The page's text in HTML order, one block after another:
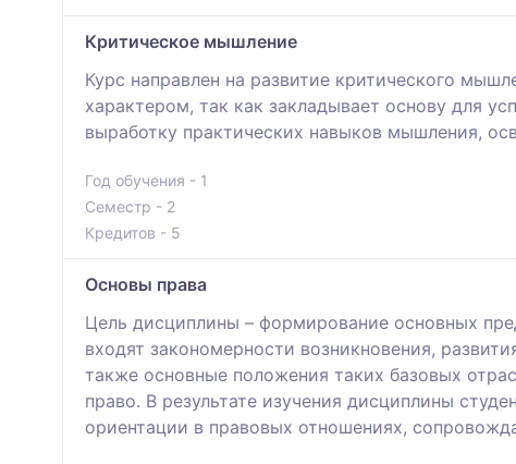
Критическое мышление
Курс направлен на развитие критического
характером, так как закладывает основу для
выработку практических навыков мышления,
Год обучения - 1
Семестр - 2
Кредитов - 5
Основы права
Цель дисциплины – формирование основных
входят закономерности возникновения,
также основные положения таких базовых
право. В результате изучения дисциплины
ориентации в правовых отношениях,